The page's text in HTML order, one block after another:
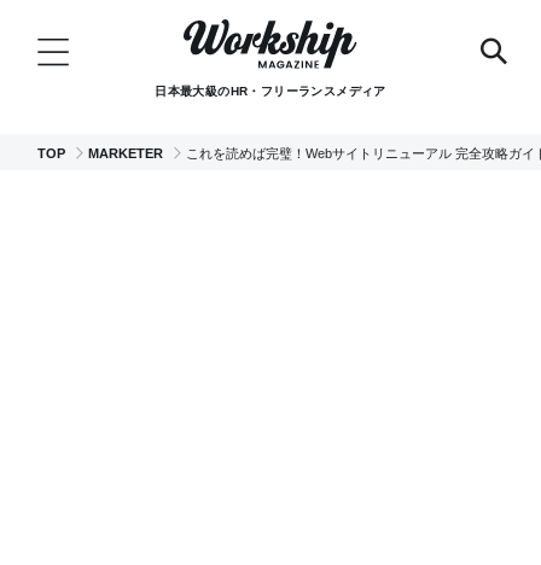
日本最大級のHR・フリーランスメディア
TOP MARKETER これを読めば完璧！Webサイトリニューアル 完全攻略ガイ